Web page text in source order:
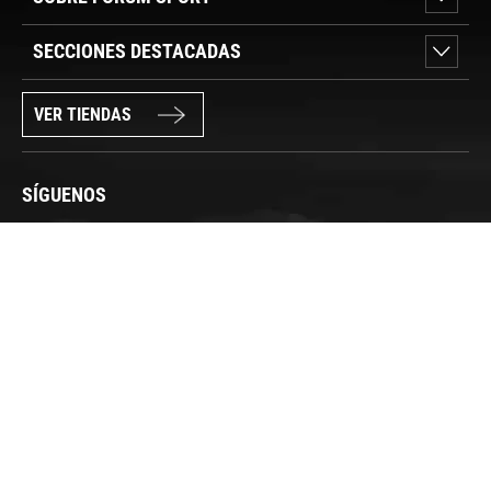
SECCIONES DESTACADAS
VER TIENDAS
SÍGUENOS